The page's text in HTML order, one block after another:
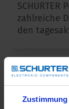
Zustimmung
zahlreiche
den